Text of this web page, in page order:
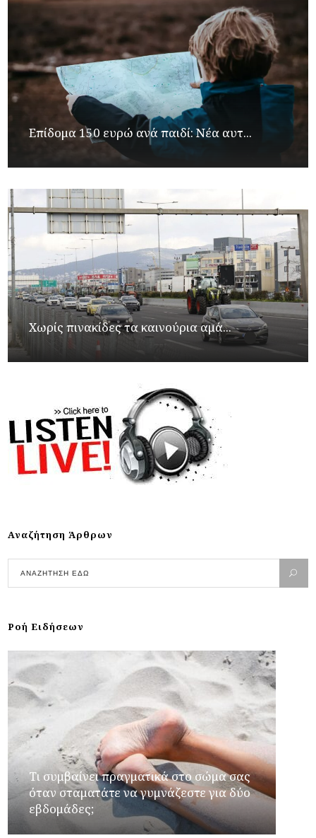
Επίδομα 150 ευρώ ανά παιδί: Νέα αυτ...
Χωρίς πινακίδες τα καινούρια αμά...
Αναζήτηση Άρθρων
Ροή Ειδήσεων
Τι συμβαίνει πραγματικά στο σώμα σας
όταν σταματάτε να γυμνάζεστε για δύο
εβδομάδες;